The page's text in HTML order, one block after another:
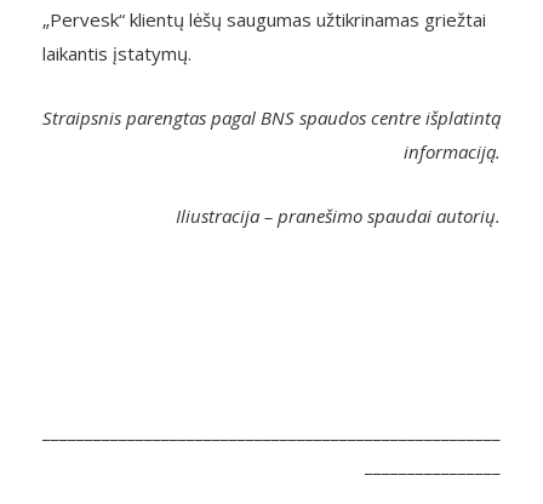
„Pervesk“ klientų lėšų saugumas užtikrinamas griežtai
laikantis įstatymų.
Straipsnis parengtas pagal BNS spaudos centre išplatintą
informaciją.
Iliustracija – pranešimo spaudai autorių.